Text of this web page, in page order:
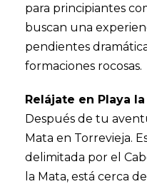
para principiantes
buscan una
pendientes
formaciones rocosas.
Relájate en Playa
Después de tu
Mata en Torrevieja.
delimitada por el
la Mata, está cerca